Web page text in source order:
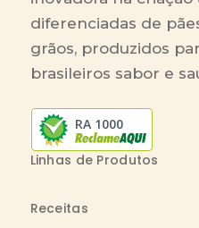
diferenciadas de
grãos, produzidos
brasileiros sabor e
RA 1000
Linhas de Produtos
Receitas